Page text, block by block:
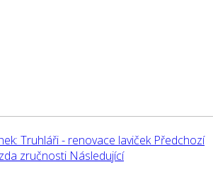
Truhláři - renovace laviček Předchozí
zručnosti Následující